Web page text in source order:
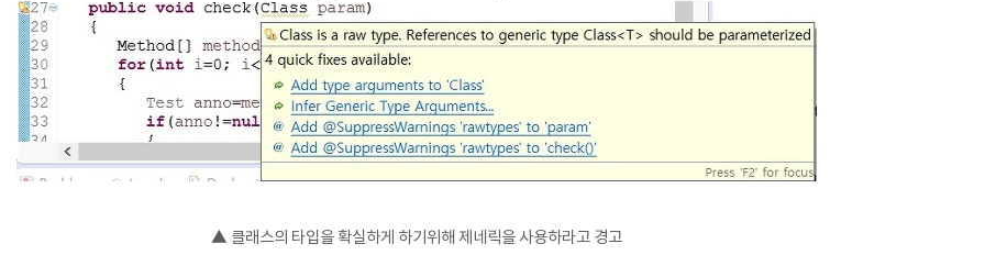
▲ 클래스의 타입을 확실하게 하기위해 제네릭을 사용하라고 경고